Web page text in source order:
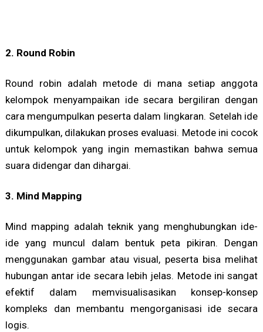
2. Round Robin
Round robin adalah metode di mana setiap anggota
kelompok menyampaikan ide secara bergiliran dengan
cara mengumpulkan peserta dalam lingkaran. Setelah ide
dikumpulkan, dilakukan proses evaluasi. Metode ini cocok
untuk kelompok yang ingin memastikan bahwa semua
suara didengar dan dihargai.
3. Mind Mapping
Mind mapping adalah teknik yang menghubungkan ide-
ide yang muncul dalam bentuk peta pikiran. Dengan
menggunakan gambar atau visual, peserta bisa melihat
hubungan antar ide secara lebih jelas. Metode ini sangat
efektif dalam memvisualisasikan konsep-konsep
kompleks dan membantu mengorganisasi ide secara
logis.